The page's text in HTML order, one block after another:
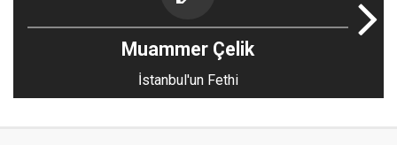
Muammer Çelik
İstanbul'un Fethi